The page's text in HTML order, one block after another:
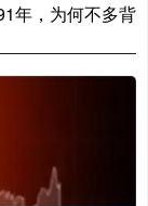
年，为何不多背